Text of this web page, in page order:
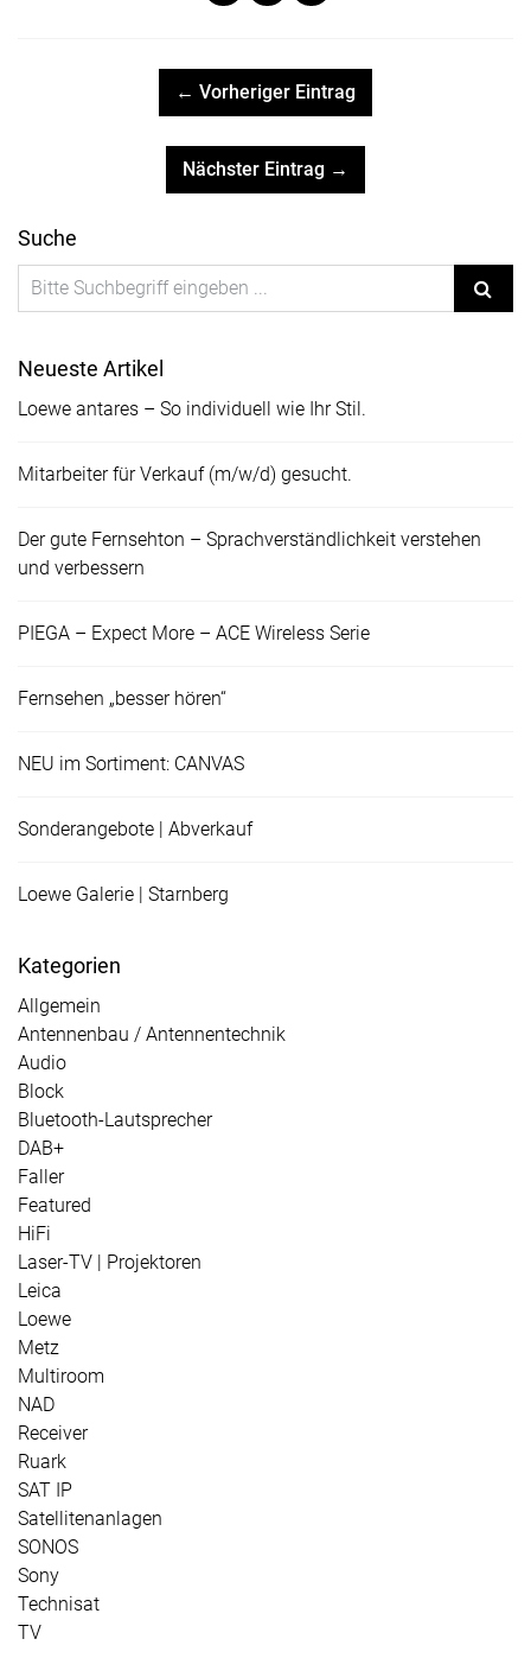
← Vorheriger Eintrag
Nächster Eintrag →
Suche
Neueste Artikel
Loewe antares – So individuell wie Ihr Stil.
Mitarbeiter für Verkauf (m/w/d) gesucht.
Der gute Fernsehton – Sprachverständlichkeit verstehen
und verbessern
PIEGA – Expect More – ACE Wireless Serie
Fernsehen „besser hören“
NEU im Sortiment: CANVAS
Sonderangebote | Abverkauf
Loewe Galerie | Starnberg
Kategorien
Allgemein
Antennenbau / Antennentechnik
Audio
Block
Bluetooth-Lautsprecher
DAB+
Faller
Featured
HiFi
Laser-TV | Projektoren
Leica
Loewe
Metz
Multiroom
NAD
Receiver
Ruark
SAT IP
Satellitenanlagen
SONOS
Sony
Technisat
TV